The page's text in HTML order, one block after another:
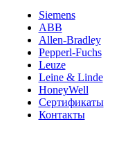
Siemens
ABB
Allen-Bradley
Pepperl-Fuchs
Leuze
Leine & Linde
HoneyWell
Сертификаты
Контакты